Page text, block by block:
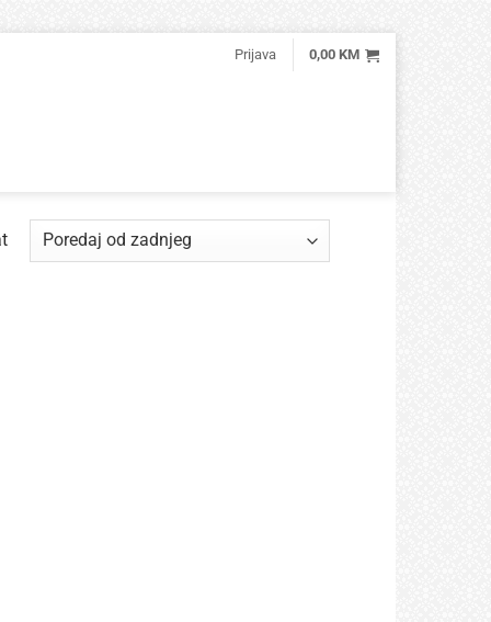
Prijava 0,00 KM